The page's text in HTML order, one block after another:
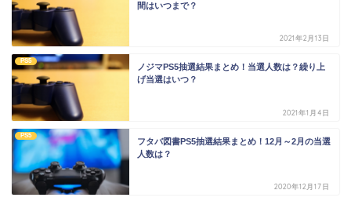
間はいつまで？
2021年2月13日
PS5
ノジマPS5抽選結果まとめ！当選人数は？繰り上
げ当選はいつ？
2021年1月4日
PS5
フタバ図書PS5抽選結果まとめ！12月～2月の当選
人数は？
2020年12月17日